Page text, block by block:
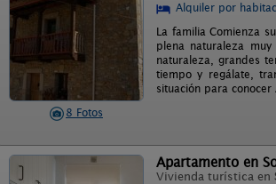
8 Fotos
Alquiler por
La familia Comienza
plena naturaleza
naturaleza, grandes
tiempo y regálate,
situación para
Apartamento en
Vivienda turística en